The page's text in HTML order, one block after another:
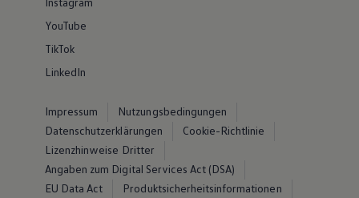
YouTube
TikTok
LinkedIn
Impressum
Nutzungsbedingungen
Datenschutzerklärungen
Cookie-Richtlinie
Lizenzhinweise Dritter
Angaben zum Digital Services Act (DSA)
EU Data Act
Produktsicherheitsinformationen